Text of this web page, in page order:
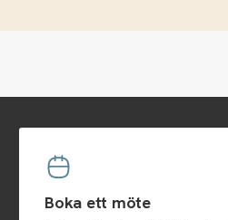
Boka ett möte